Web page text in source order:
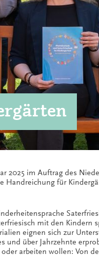
2025 im Auftrag des
für
mit den Kindern
eignen sich zur
über Jahrzehnte
arbeiten wollen: Von